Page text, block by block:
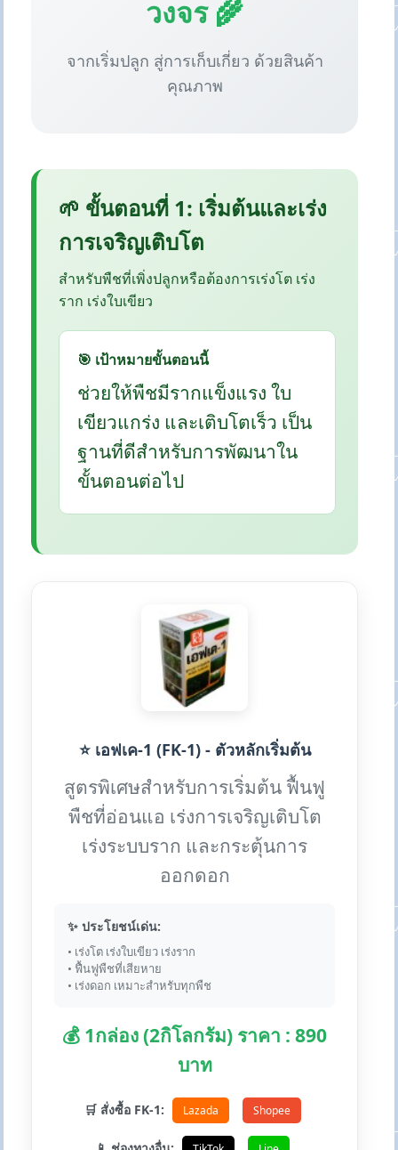
วงจร 🌾
จากเริ่มปลูก สู่การเก็บเกี่ยว ด้วยสินค้า
คุณภาพ
🌱 ขั้นตอนที่ 1: เริ่มต้นและเร่ง
การเจริญเติบโต
สำหรับพืชที่เพิ่งปลูกหรือต้องการเร่งโต เร่ง
ราก เร่งใบเขียว
🎯 เป้าหมายขั้นตอนนี้
ช่วยให้พืชมีรากแข็งแรง ใบ
เขียวแกร่ง และเติบโตเร็ว เป็น
ฐานที่ดีสำหรับการพัฒนาใน
ขั้นตอนต่อไป
⭐ เอฟเค-1 (FK-1) - ตัวหลักเริ่มต้น
สูตรพิเศษสำหรับการเริ่มต้น ฟื้นฟู
พืชที่อ่อนแอ เร่งการเจริญเติบโต
เร่งระบบราก และกระตุ้นการ
ออกดอก
✨ ประโยชน์เด่น:
• เร่งโต เร่งใบเขียว เร่งราก
• ฟื้นฟูพืชที่เสียหาย
• เร่งดอก เหมาะสำหรับทุกพืช
💰 1กล่อง (2กิโลกรัม) ราคา : 890
บาท
🛒 สั่งซื้อ FK-1: Lazada Shopee